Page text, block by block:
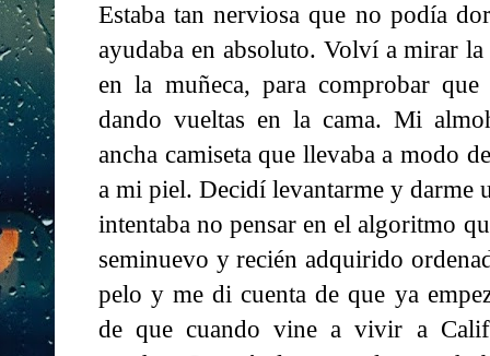
Estaba tan nerviosa que no podía
ayudaba en absoluto. Volví a mirar
en la muñeca, para comprobar
dando vueltas en la cama. Mi
ancha camiseta que llevaba a modo
a mi piel. Decidí levantarme y darme
intentaba no pensar en el algoritmo
seminuevo y recién adquirido
pelo y me di cuenta de que ya
de que cuando vine a vivir a